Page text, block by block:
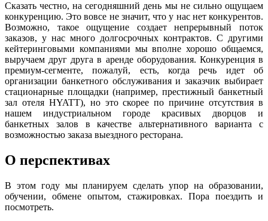
Сказать честно, на сегодняшний день мы не сильно ощущаем
конкуренцию. Это вовсе не значит, что у нас нет конкурентов.
Возможно, такое ощущение создает непрерывный поток
заказов, у нас много долгосрочных контрактов. С другими
кейтеринговыми компаниями мы вполне хорошо общаемся,
выручаем друг друга в аренде оборудования. Конкуренция в
премиум-сегменте, пожалуй, есть, когда речь идет об
организации банкетного обслуживания и заказчик выбирает
стационарные площадки (например, престижный банкетный
зал отеля HYATT), но это скорее по причине отсутствия в
нашем индустриальном городе красивых дворцов и
банкетных залов в качестве альтернативного варианта с
возможностью заказа выездного ресторана.
О перспективах
В этом году мы планируем сделать упор на образовании,
обучении, обмене опытом, стажировках. Пора поездить и
посмотреть.